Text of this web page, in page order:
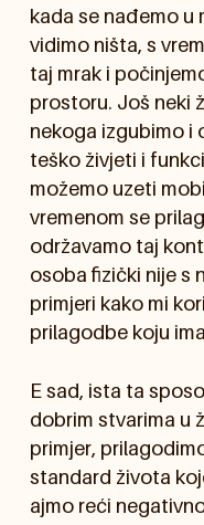
kada se nađemo u
vidimo ništa, s
taj mrak i
prostoru. Još neki
nekoga izgubimo i
teško živjeti i
možemo uzeti
vremenom se
održavamo taj
osoba fizički nije s
primjeri kako mi
prilagodbe koju
E sad, ista ta
dobrim stvarima u
primjer,
standard života
ajmo reći